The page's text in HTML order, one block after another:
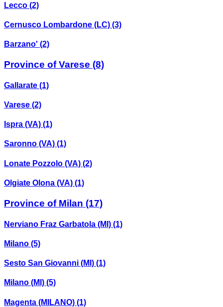
Lecco (2)
Cernusco Lombardone (LC) (3)
Barzano' (2)
Province of Varese (8)
Gallarate (1)
Varese (2)
Ispra (VA) (1)
Saronno (VA) (1)
Lonate Pozzolo (VA) (2)
Olgiate Olona (VA) (1)
Province of Milan (17)
Nerviano Fraz Garbatola (MI) (1)
Milano (5)
Sesto San Giovanni (MI) (1)
Milano (MI) (5)
Magenta (MILANO) (1)